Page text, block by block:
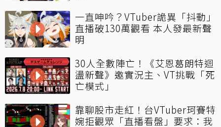
一直呻吟？VTuber詭異「抖動」
直播破130萬觀看 本人發最新聲
明
30人全數陣亡！《艾恩葛朗特迴
盪新聲》邀實況主、VT挑戰「死
亡模式」
靠聊股市走紅！台VTuber珂賽特
婉拒觀眾「直播看盤」要求：我